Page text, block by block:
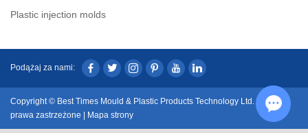
Plastic injection molds
Podążaj za nami:
Copyright © Best Times Mould & Plastic Products Technology Ltd. Wszelkie
prawa zastrzeżone | Mapa strony